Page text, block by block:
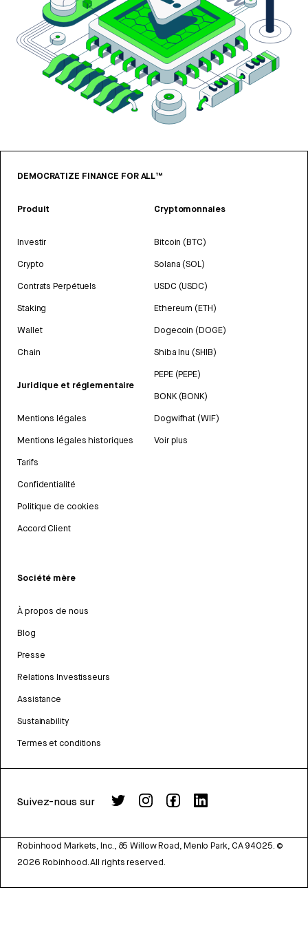
DEMOCRATIZE FINANCE FOR ALL™
Produit
Investir
Crypto
Contrats Perpétuels
Staking
Wallet
Chain
Juridique et réglementaire
Mentions légales
Mentions légales historiques
Tarifs
Confidentialité
Politique de cookies
Accord Client
Cryptomonnaies
Bitcoin (BTC)
Solana (SOL)
USDC (USDC)
Ethereum (ETH)
Dogecoin (DOGE)
Shiba Inu (SHIB)
PEPE (PEPE)
BONK (BONK)
Dogwifhat (WIF)
Voir plus
Société mère
À propos de nous
Blog
Presse
Relations Investisseurs
Assistance
Sustainability
Termes et conditions
Suivez-nous sur
Robinhood Markets, Inc., 85 Willow Road, Menlo Park, CA 94025. ©
2026 Robinhood. All rights reserved.